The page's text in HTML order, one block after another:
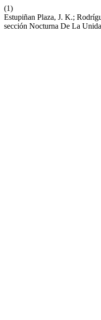
(1)
Estupiñan Plaza, J. K.;
sección Nocturna De La